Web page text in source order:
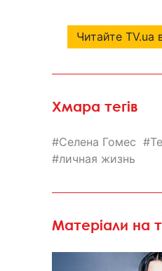
Читайте TV.ua
Хмара тегів
Селена Гомес
личная жизнь
Матеріали на